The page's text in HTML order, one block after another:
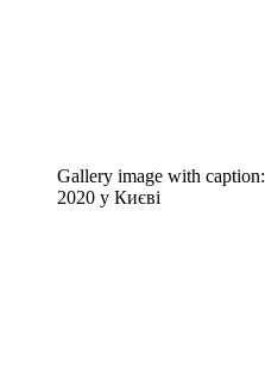
Gallery image with caption:
2020 у Києві